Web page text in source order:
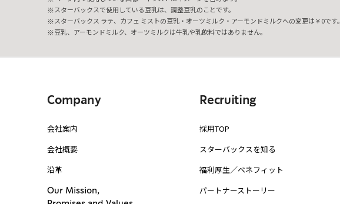
スターバックスで使用している豆乳は、調整豆乳のことです。
スターバックス ラテ、カフェ ミストの豆乳・オーツミルク・アーモンドミルクへの変更は￥0です。
豆乳、アーモンドミルク、オーツミルクは牛乳や乳飲料ではありません。
Company
会社案内
会社概要
沿革
Our Mission,
Recruiting
採用TOP
スターバックスを知る
福利厚生／ベネフィット
パートナーストーリー